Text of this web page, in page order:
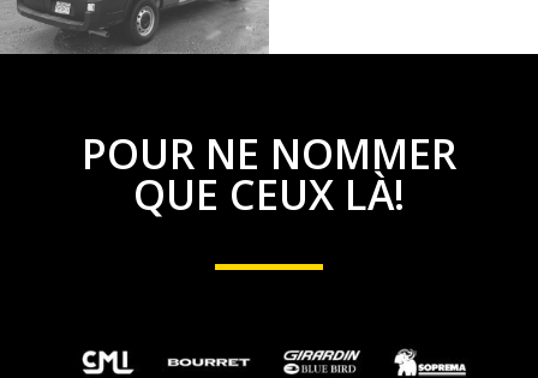
POUR NE NOMMER
QUE CEUX LÀ!